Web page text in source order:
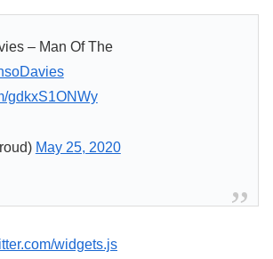
– Man Of The
gdkxS1ONWy
May 25, 2020
widgets.js